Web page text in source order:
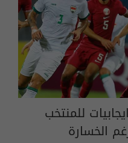
بينها بصمة علي جاسم.. 4 ايجابيات للمنتخب
الخسارة